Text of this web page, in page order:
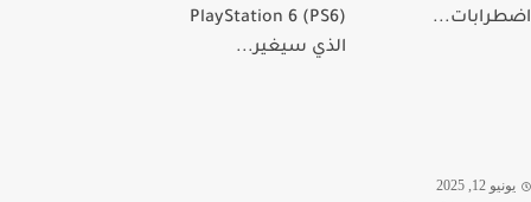
PlayStation 6 (PS6)
الذي سيغير...
12, 2025